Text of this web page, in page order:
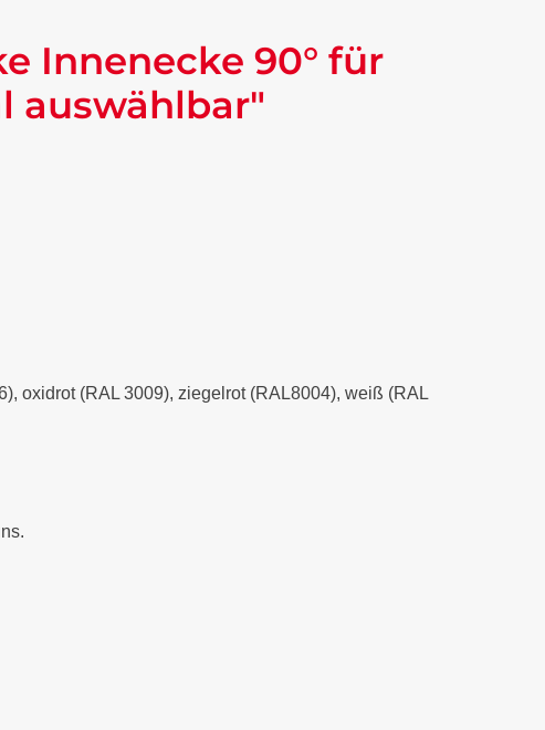
Innenecke 90° für
auswählbar"
oxidrot (RAL 3009), ziegelrot (RAL8004), weiß (RAL